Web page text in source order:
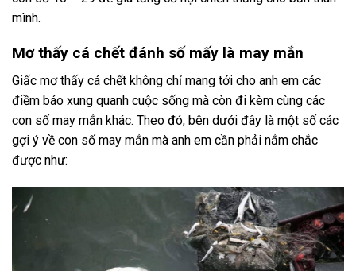
mình.
Mơ thấy cá chết đánh số mấy là may mắn
Giấc mơ thấy cá chết không chỉ mang tới cho anh em các
điềm báo xung quanh cuộc sống mà còn đi kèm cùng các
con số may mắn khác. Theo đó, bên dưới đây là một số các
gợi ý về con số may mắn mà anh em cần phải nắm chắc
được như: